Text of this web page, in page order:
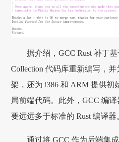
据介绍，GCC Rust 补丁
Collection 代码库重新编写，
架，还为 i386 和 ARM 提供初
局前端代码。此外，GCC 编
要远远多于标准的 Rust 编译器
通过将 GCC 作为后端集